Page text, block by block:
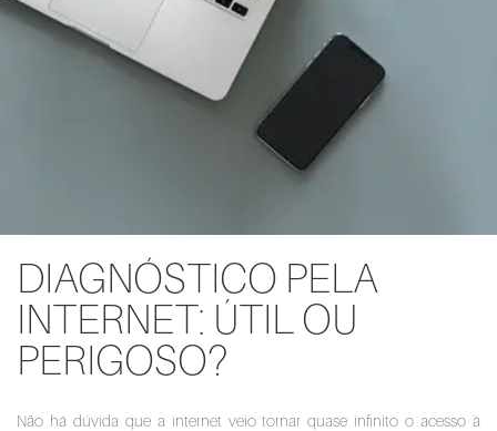
DIAGNÓSTICO PELA
INTERNET: ÚTIL OU
PERIGOSO?
Não há dúvida que a internet veio tornar quase infinito o acesso à